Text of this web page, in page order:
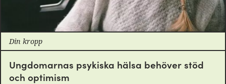
Din kropp
Ungdomarnas psykiska hälsa behöver stöd
och optimism